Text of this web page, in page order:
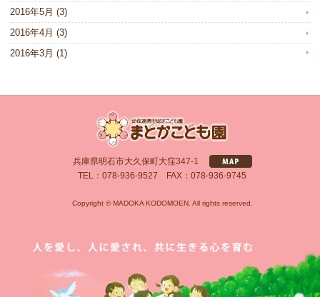
2016年5月 (3)
2016年4月 (3)
2016年3月 (1)
兵庫県明石市大久保町大窪347-1
TEL：078-936-9527 FAX：078-936-9745
Copyright © MADOKA KODOMOEN. All rights reserved.